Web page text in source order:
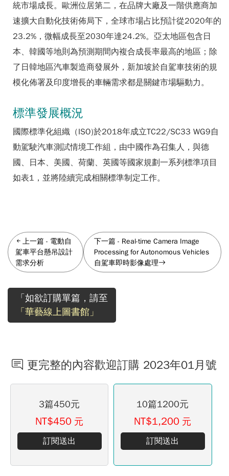
統市場成長。歐洲位居第二，在品牌大廠及一階供應商加
速擴大自動化技術佈局下，全球市場占比預計從2020年的
23.2%，微幅成長至2030年達24.2%。亞太地區包含日
本、韓國等地則為預測期間內複合成長率最高的地區；除
了日韓地區汽車製造商發展外，新加坡於自駕車技術的規
模化佈署及印度增長的車輛需求都是關鍵市場驅動力。
標準發展概況
國際標準化組織（ISO)於2018年成立TC22/SC33 WG9自
動駕駛汽車測試情境工作組，由中國作為召集人，與德
國、日本、美國、荷蘭、英國等國家規劃一系列標準項目
如表1，並將陸續完成相關標準制定工作。
上一篇 - 電動自
駕車平台懸吊設計
需求分析
下一篇 - Real-time Camera Image
Processing for Autonomous Vehicles
自駕車即時影像處理
「如欲訂購單篇，請至
「華藝線上圖書館」
更完整的內容歡迎訂購 2023年01月號
3篇450元
NT$450 元
訂閱送出
10篇1200元
NT$1,200 元
訂閱送出